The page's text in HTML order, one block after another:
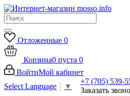
Отложенные 0
Корзина0 пуста 0
ВойтиМой кабинет
Select Language
▼
+7 (705) 539-
Заказать